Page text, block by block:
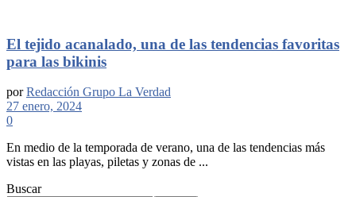
El tejido acanalado, una de las tendencias favoritas
para las bikinis
por Redacción Grupo La Verdad
27 enero, 2024
0
En medio de la temporada de verano, una de las tendencias más
vistas en las playas, piletas y zonas de ...
Buscar